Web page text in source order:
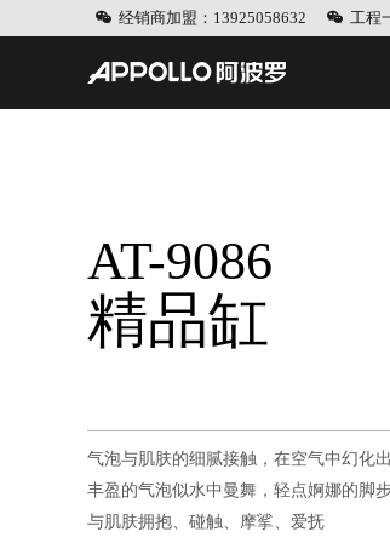
经销商加盟：13925058632 工程
AT-9086
精品缸
气泡与肌肤的细腻接触，在空气中幻化
丰盈的气泡似水中曼舞，轻点婀娜的脚步
与肌肤拥抱、碰触、摩挲、爱抚